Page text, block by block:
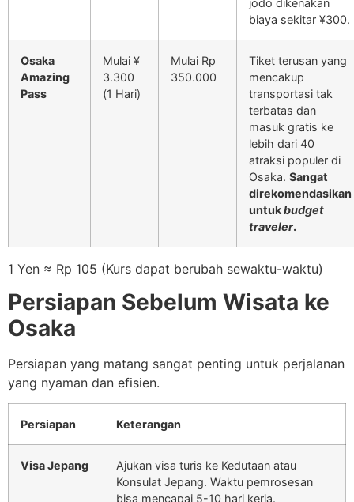
biaya sekitar ¥300.
Osaka
Amazing
Pass
Mulai ¥
3.300
(1 Hari)
Mulai Rp
350.000
Tiket terusan yang
mencakup
transportasi tak
terbatas dan
masuk gratis ke
lebih dari 40
atraksi populer di
Osaka. Sangat
direkomendasikan
untukbudget
traveler.
1 Yen ≈ Rp 105 (Kurs dapat berubah sewaktu-waktu)
Persiapan Sebelum Wisata ke
Osaka
Persiapan yang matang sangat penting untuk perjalanan
yang nyaman dan efisien.
Persiapan Keterangan
Visa Jepang
Ajukan visa turis ke Kedutaan atau
Konsulat Jepang. Waktu pemrosesan
bisa mencapai 5-10 hari kerja.